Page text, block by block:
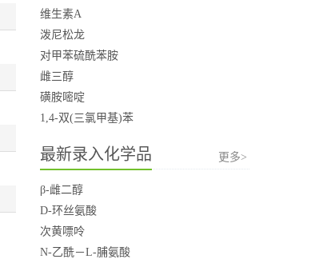
维生素A
泼尼松龙
对甲苯硫酰苯胺
雌三醇
磺胺嘧啶
1,4-双(三氯甲基)苯
最新录入化学品 更多>
β-雌二醇
D-环丝氨酸
次黄嘌呤
N-乙酰－L-脯氨酸